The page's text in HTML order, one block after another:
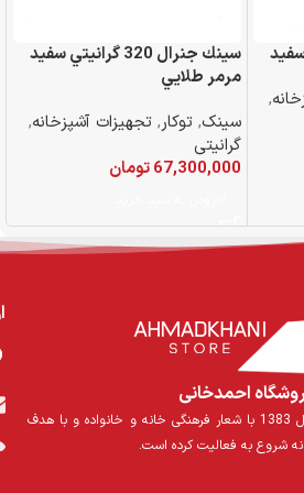
,
سينك جنرال 320 گرانيتي سفيد
مرمر طلايي
سینک, توکار, تجهیزات آشپزخانه,
گرانیتی
67,300,000تومان
احمدخانی
مجموعه ی احمد خانی در سال 1383 با شعار فرهنگی خانه و خانواده و با هدف
شروع به فعالیت کرده است.